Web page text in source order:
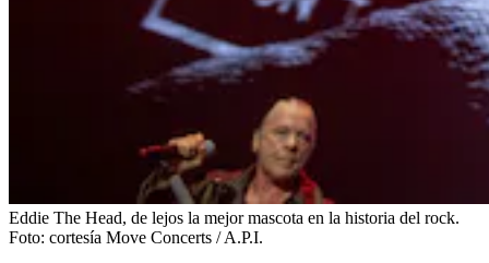
Eddie The Head, de lejos la mejor mascota en la historia del rock.
Foto: cortesía Move Concerts / A.P.I.